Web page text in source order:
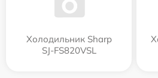
Холодильник Sharp
SJ-FS820VSL